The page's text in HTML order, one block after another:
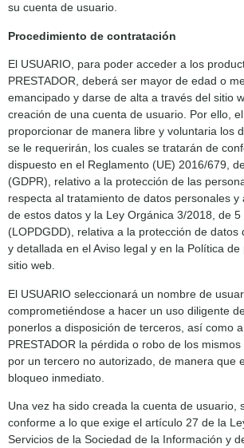
su cuenta de usuario.
Procedimiento de contratación
El USUARIO, para poder acceder a los
PRESTADOR, deberá ser mayor de edad o
emancipado y darse de alta a través del sitio
creación de una cuenta de usuario. Por ello,
proporcionar de manera libre y voluntaria los
se le requerirán, los cuales se tratarán de
dispuesto en el Reglamento (UE) 2016/679,
(GDPR), relativo a la protección de las
respecta al tratamiento de datos personales y
de estos datos y la Ley Orgánica 3/2018, de
(LOPDGDD), relativa a la protección de datos
y detallada en el Aviso legal y en la Política
sitio web.
El USUARIO seleccionará un nombre de
comprometiéndose a hacer un uso diligente
ponerlos a disposición de terceros, así como
PRESTADOR la pérdida o robo de los
por un tercero no autorizado, de manera que
bloqueo inmediato.
Una vez ha sido creada la cuenta de usuario,
conforme a lo que exige el artículo 27 de la
Servicios de la Sociedad de la Información y